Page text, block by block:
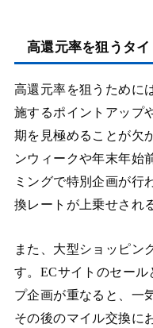
高還元率を狙うタ
高還元率を狙うために
施するポイントアップ
期を見極めることが欠
ンウィークや年末年始
ミングで特別企画が行
換レートが上乗せされ
また、大型ショッピン
す。ECサイトのセー
プ企画が重なると、一
その後のマイル交換に